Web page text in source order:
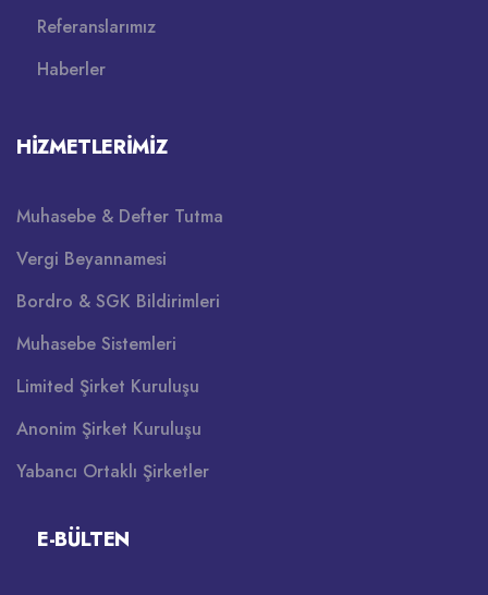
Referanslarımız
Haberler
HIZMETLERIMIZ
Muhasebe & Defter Tutma
Vergi Beyannamesi
Bordro & SGK Bildirimleri
Muhasebe Sistemleri
Limited Şirket Kuruluşu
Anonim Şirket Kuruluşu
Yabancı Ortaklı Şirketler
E-BÜLTEN